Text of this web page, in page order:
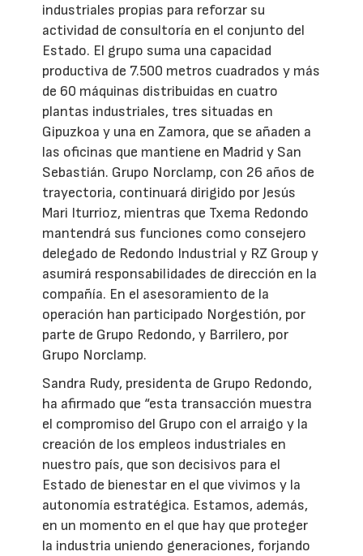
industriales propias para reforzar su
actividad de consultoría en el conjunto del
Estado. El grupo suma una capacidad
productiva de 7.500 metros cuadrados y más
de 60 máquinas distribuidas en cuatro
plantas industriales, tres situadas en
Gipuzkoa y una en Zamora, que se añaden a
las oficinas que mantiene en Madrid y San
Sebastián. Grupo Norclamp, con 26 años de
trayectoria, continuará dirigido por Jesús
Mari Iturrioz, mientras que Txema Redondo
mantendrá sus funciones como consejero
delegado de Redondo Industrial y RZ Group y
asumirá responsabilidades de dirección en la
compañía. En el asesoramiento de la
operación han participado Norgestión, por
parte de Grupo Redondo, y Barrilero, por
Grupo Norclamp.
Sandra Rudy, presidenta de Grupo Redondo,
ha afirmado que “esta transacción muestra
el compromiso del Grupo con el arraigo y la
creación de los empleos industriales en
nuestro país, que son decisivos para el
Estado de bienestar en el que vivimos y la
autonomía estratégica. Estamos, además,
en un momento en el que hay que proteger
la industria uniendo generaciones, forjando